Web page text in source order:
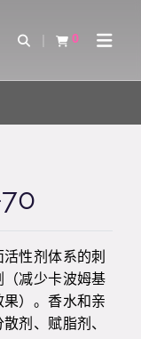
Open Search
0
查看购物车Open
性剂体系的刺
减少卡波姆基
）。香水和亲
剂、赋脂剂、